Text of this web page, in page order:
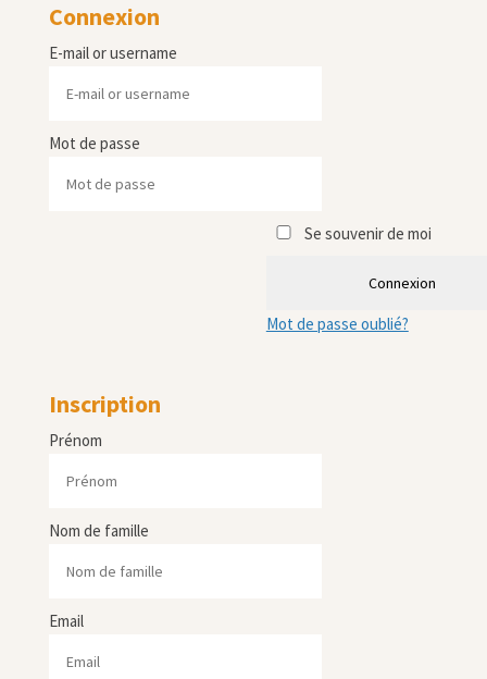
Connexion
E-mail or username
Mot de passe
Se souvenir de moi
Connexion
Mot de passe oublié?
Inscription
Prénom
Nom de famille
Email